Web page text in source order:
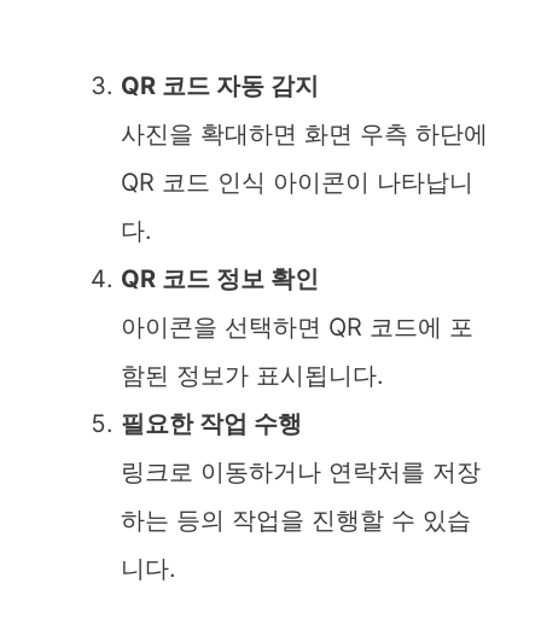
QR 코드 자동 감지
사진을 확대하면 화면 우측 하단에
QR 코드 인식 아이콘이 나타납니
다.
QR 코드 정보 확인
아이콘을 선택하면 QR 코드에 포
함된 정보가 표시됩니다.
필요한 작업 수행
링크로 이동하거나 연락처를 저장
하는 등의 작업을 진행할 수 있습
니다.